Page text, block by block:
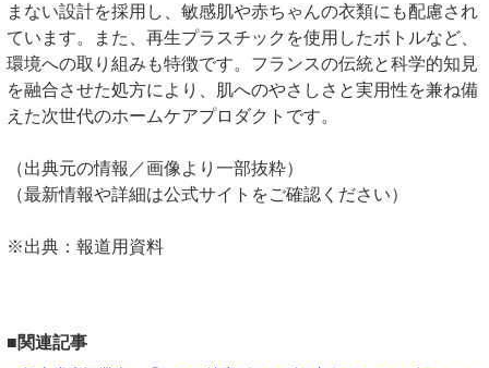
まない設計を採用し、敏感肌や赤ちゃんの衣類にも配慮され
ています。また、再生プラスチックを使用したボトルなど、
環境への取り組みも特徴です。フランスの伝統と科学的知見
を融合させた処方により、肌へのやさしさと実用性を兼ね備
えた次世代のホームケアプロダクトです。
（出典元の情報／画像より一部抜粋）
（最新情報や詳細は公式サイトをご確認ください）
※出典：報道用資料
■関連記事